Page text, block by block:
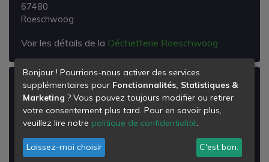
67480
Roeschwoog
Voir les détails de la Déchetterie Roeschwoog
Déchetterie de Drusenheim
Route de Herrlisheim
67410
Voir les détails de la Déchetterie de Drusenheim
Bonjour ! Pourrions-nous activer des services
supplémentaires pour Fonctionnalités, Statistiques &
Marketing ? Vous pouvez toujours modifier ou retirer
votre consentement plus tard. Pour en savoir plus,
veuillez lire notre politique de confidentialité.
Laissez-moi choisir C'est bon.